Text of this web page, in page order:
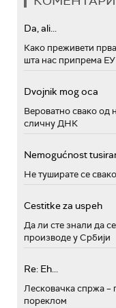
Da, ali...
Како преживети
шта нас припрема ЕУ
Dvojnik mog oca
Вероватно свако од
сличну ДНК
Nemogućnost
Не туширате се
Cestitke za uspeh
Да ли сте знали да
производе у Србији
Re: Eh...
Лесковачка спржа –
пореклом